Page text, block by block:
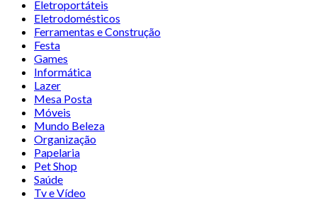
Eletroportáteis
Eletrodomésticos
Ferramentas e Construção
Festa
Games
Informática
Lazer
Mesa Posta
Móveis
Mundo Beleza
Organização
Papelaria
Pet Shop
Saúde
Tv e Vídeo